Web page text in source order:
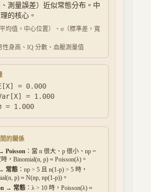
測量誤差）近似常態分布。中
的核心。
均值，中心位置）、σ（標準差，寬
性身高、IQ 分數、血壓測量值
= 0.000
= 1.000
= 1.000
的關係
Poisson ：當 n 很大、p 很小、np =
，Binomial(n, p) ≈ Poisson(λ)。
常態 ：np > 5 且 n(1-p) > 5 時，
p) ≈ N(np, np(1-p))。
→ 常態 ：λ > 10 時，Poisson(λ) ≈